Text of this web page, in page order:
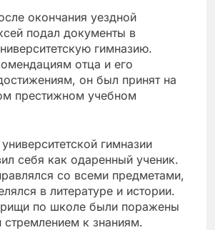
окончания уездной
подал документы в
гимназию.
отца и его
он был принят на
престижном учебном
гимназии
себя как одаренный ученик.
со всеми предметами,
в литературе и истории.
по школе были поражены
стремлением к знаниям.